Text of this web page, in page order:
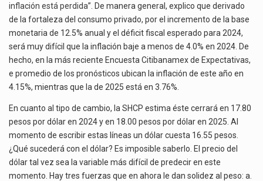
inflación está perdida”. De manera general, explico que derivado
de la fortaleza del consumo privado, por el incremento de la base
monetaria de 12.5% anual y el déficit fiscal esperado para 2024,
será muy difícil que la inflación baje a menos de 4.0% en 2024. De
hecho, en la más reciente Encuesta Citibanamex de Expectativas,
e promedio de los pronósticos ubican la inflación de este año en
4.15%, mientras que la de 2025 está en 3.76%.
En cuanto al tipo de cambio, la SHCP estima éste cerrará en 17.80
pesos por dólar en 2024 y en 18.00 pesos por dólar en 2025. Al
momento de escribir estas líneas un dólar cuesta 16.55 pesos.
¿Qué sucederá con el dólar? Es imposible saberlo. El precio del
dólar tal vez sea la variable más difícil de predecir en este
momento. Hay tres fuerzas que en ahora le dan solidez al peso: a.